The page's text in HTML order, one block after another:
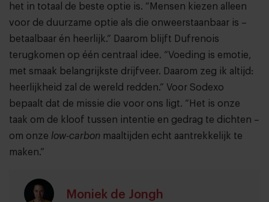
het in totaal de beste optie is. “Mensen kiezen alleen
voor de duurzame optie als die onweerstaanbaar is –
betaalbaar én heerlijk.” Daarom blijft Dufrenois
terugkomen op één centraal idee. “Voeding is emotie,
met smaak belangrijkste drijfveer. Daarom zeg ik altijd:
heerlijkheid zal de wereld redden.” Voor Sodexo
bepaalt dat de missie die voor ons ligt. “Het is onze
taak om de kloof tussen intentie en gedrag te dichten –
om onze low-carbon maaltijden echt aantrekkelijk te
maken.”
Moniek de Jongh